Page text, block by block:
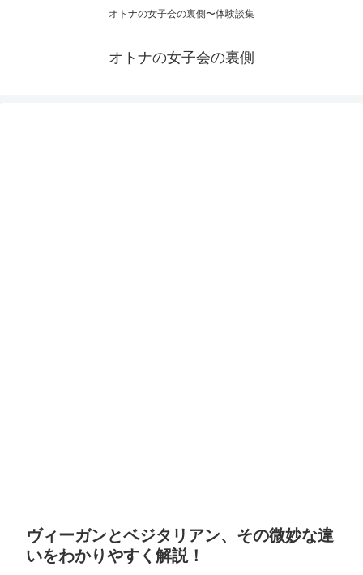
オトナの女子会の裏側〜体験談集
オトナの女子会の裏側
ヴィーガンとベジタリアン、その微妙な違
いをわかりやすく解説！